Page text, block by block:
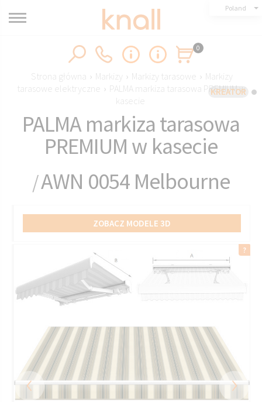
KREATOR
Poland
0
Strona główna › Markizy › Markizy tarasowe › Markizy
tarasowe elektryczne
› PALMA markiza tarasowa PREMIUM w
kasecie
PALMA markiza tarasowa
PREMIUM w kasecie
/AWN 0054 Melbourne
ZOBACZ MODELE 3D
‹ ›